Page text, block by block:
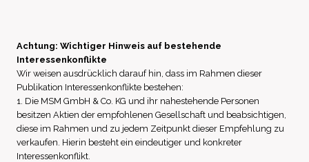
Achtung: Wichtiger Hinweis auf bestehende
Interessenkonflikte
Wir weisen ausdrücklich darauf hin, dass im Rahmen dieser
Publikation Interessenkonflikte bestehen:
1. Die MSM GmbH & Co. KG und ihr nahestehende Personen
besitzen Aktien der empfohlenen Gesellschaft und beabsichtigen,
diese im Rahmen und zu jedem Zeitpunkt dieser Empfehlung zu
verkaufen. Hierin besteht ein eindeutiger und konkreter
Interessenkonflikt.